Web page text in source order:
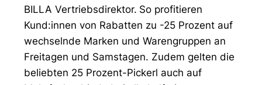
BILLA Vertriebsdirektor. So profitieren
Kund:innen von Rabatten zu -25 Prozent auf
wechselnde Marken und Warengruppen an
Freitagen und Samstagen. Zudem gelten die
beliebten 25 Prozent-Pickerl auch auf